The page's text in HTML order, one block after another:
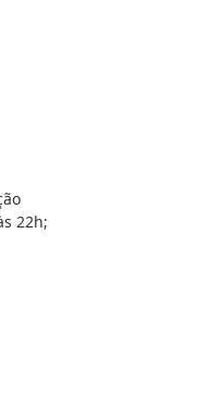
22h;